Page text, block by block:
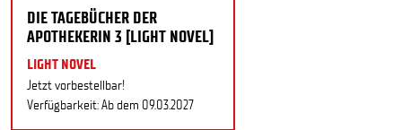
DIE TAGEBÜCHER DER
APOTHEKERIN 3 [LIGHT NOVEL]
LIGHT NOVEL
Jetzt vorbestellbar!
Verfügbarkeit: Ab dem 09.03.2027